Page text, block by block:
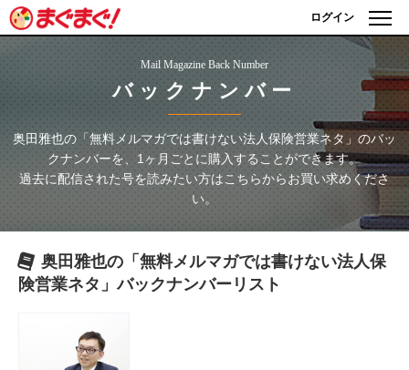
ログイン
Mail Magazine Back Number
バックナンバー
奥田雅也の「無料メルマガでは書けない法人保険営業ネタ」 のバッ
クナンバーを、1ヶ月ごとに購入することができます。
過去に配信された号を読みたい方はこちらからお買い求めくださ
い。
奥田雅也の「無料メルマガでは書けない法人保
険営業ネタ」バックナンバーリスト